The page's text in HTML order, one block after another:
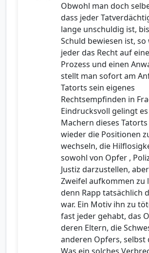
Obwohl man doch
dass jeder
lange unschuldig ist,
Schuld bewiesen ist, so
jeder das Recht auf
Prozess und einen
stellt man sofort am
Tatorts sein eigenes
Rechtsempfinden in
Eindrucksvoll gelingt
Machern dieses
wieder die Positionen
wechseln, die
sowohl von Opfer ,
Justiz darzustellen,
Zweifel aufkommen zu
denn Rapp tatsächlich
war. Ein Motiv ihn zu
fast jeder gehabt, das
deren Eltern, die
anderen Opfers, selbst